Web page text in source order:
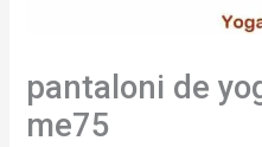
pantaloni de
me75